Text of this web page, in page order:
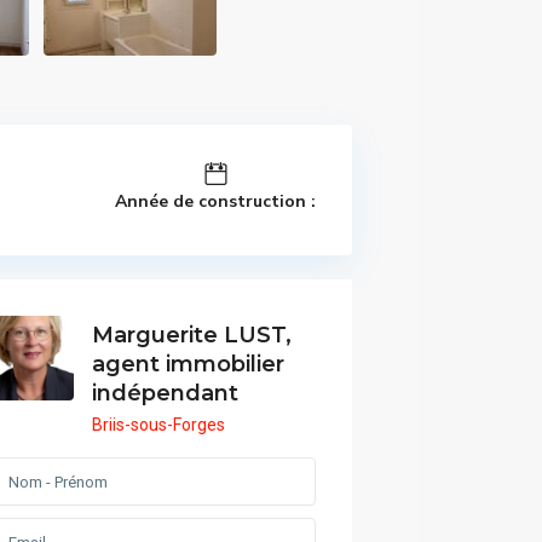
Année de construction :
Marguerite LUST,
agent immobilier
indépendant
Briis-sous-Forges